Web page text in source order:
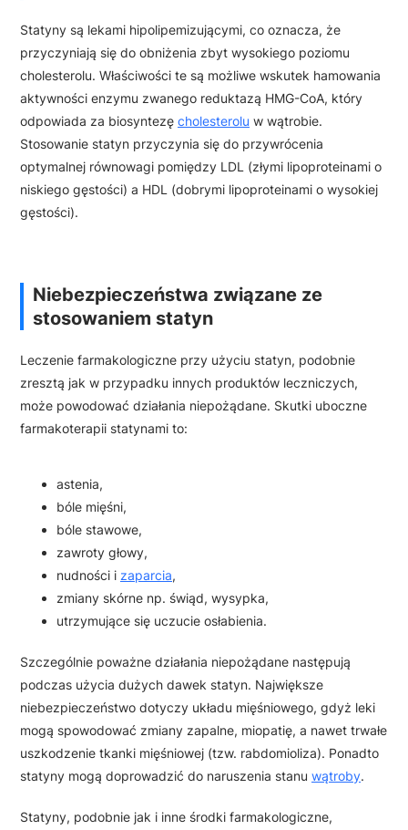
Statyny są lekami hipolipemizującymi, co oznacza, że
przyczyniają się do obniżenia zbyt wysokiego poziomu
cholesterolu. Właściwości te są możliwe wskutek hamowania
aktywności enzymu zwanego reduktazą HMG-CoA, który
odpowiada za biosyntezę cholesterolu w wątrobie.
Stosowanie statyn przyczynia się do przywrócenia
optymalnej równowagi pomiędzy LDL (złymi lipoproteinami o
niskiego gęstości) a HDL (dobrymi lipoproteinami o wysokiej
gęstości).
Niebezpieczeństwa związane ze
stosowaniem statyn
Leczenie farmakologiczne przy użyciu statyn, podobnie
zresztą jak w przypadku innych produktów leczniczych,
może powodować działania niepożądane. Skutki uboczne
farmakoterapii statynami to:
astenia,
bóle mięśni,
bóle stawowe,
zawroty głowy,
nudności i zaparcia,
zmiany skórne np. świąd, wysypka,
utrzymujące się uczucie osłabienia.
Szczególnie poważne działania niepożądane następują
podczas użycia dużych dawek statyn. Największe
niebezpieczeństwo dotyczy układu mięśniowego, gdyż leki
mogą spowodować zmiany zapalne, miopatię, a nawet trwałe
uszkodzenie tkanki mięśniowej (tzw. rabdomioliza). Ponadto
statyny mogą doprowadzić do naruszenia stanu wątroby.
Statyny, podobnie jak i inne środki farmakologiczne,